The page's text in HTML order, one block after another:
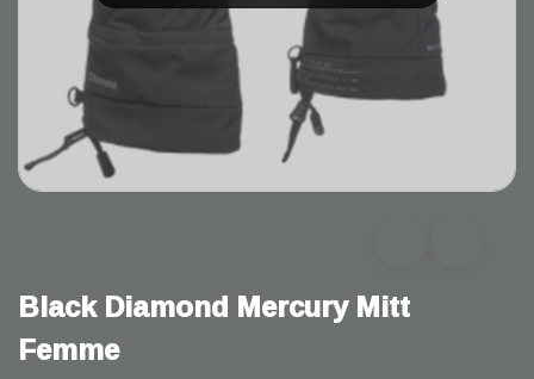
Black Diamond Mercury Mitt
Femme